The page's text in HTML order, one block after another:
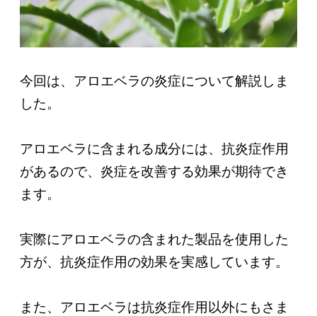
今回は、アロエベラの炎症について解説しま
した。
アロエベラに含まれる成分には、抗炎症作用
があるので、炎症を改善する効果が期待でき
ます。
実際にアロエベラの含まれた製品を使用した
方が、抗炎症作用の効果を実感しています。
また、アロエベラは抗炎症作用以外にもさま